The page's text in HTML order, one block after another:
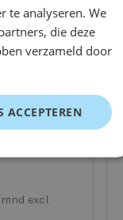
excl.
te analyseren. We
die deze
verzameld door
ACCEPTEREN